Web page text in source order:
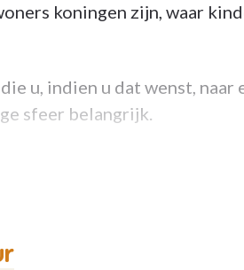
koningen zijn, waar
u, indien u dat wenst, naar
sfeer belangrijk.
met de zorgvraag: